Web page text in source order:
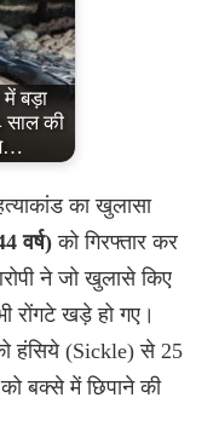
में बड़ा
साल की
का खुलासा
वर्ष) को गिरफ्तार कर
ने जो खुलासे किए
रोंगटे खड़े हो गए।
हंसिये (Sickle) से 25
बक्से में छिपाने की